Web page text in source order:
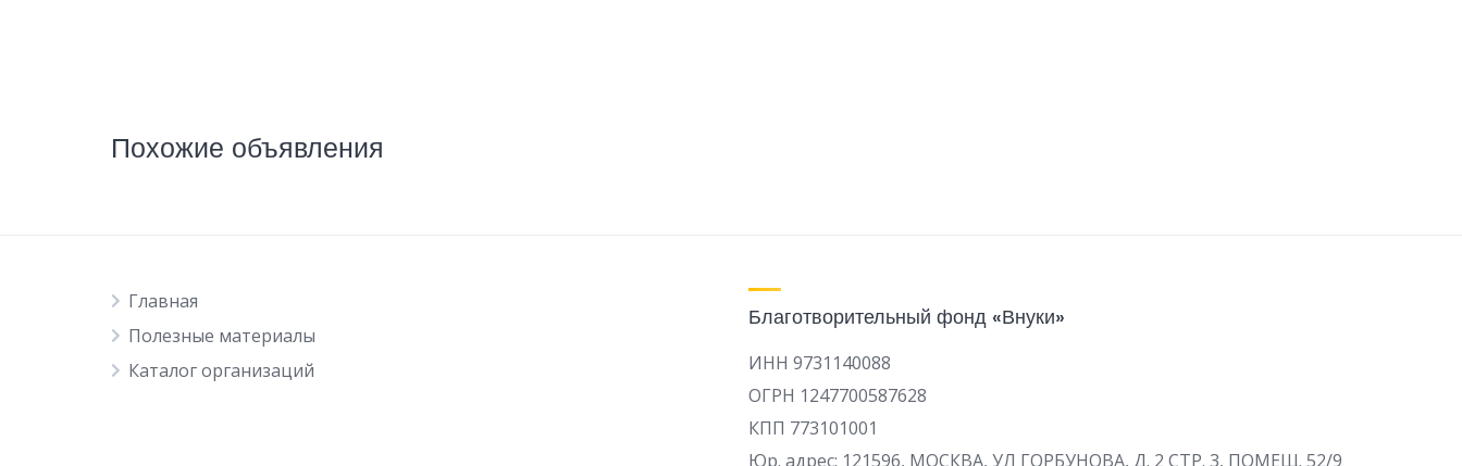
Похожие объявления
Главная
Полезные материалы
Каталог организаций
Благотворительный фонд «Внуки»
ИНН 9731140088
ОГРН 1247700587628
КПП 773101001
Юр. адрес: 121596, МОСКВА, УЛ ГОРБУНОВА, Д. 2 СТР. 3, ПОМЕЩ. 52/9